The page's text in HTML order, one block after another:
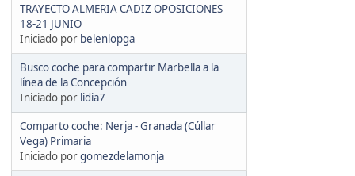
TRAYECTO ALMERIA CADIZ OPOSICIONES
18-21 JUNIO
Iniciado por belenlopga
Busco coche para compartir Marbella a la
línea de la Concepción
Iniciado por lidia7
Comparto coche: Nerja - Granada (Cúllar
Vega) Primaria
Iniciado porgomezdelamonja